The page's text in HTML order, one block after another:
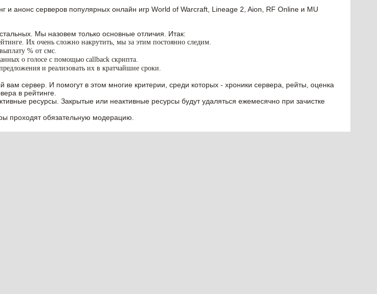
и анонс серверов популярных онлайн игр World of Warcraft, Lineage 2, Aion, RF Online и MU
Мы назовем только основные отличия. Итак:
Их очень сложно накрутить, мы за этим постоянно следим.
% от смс.
о голосе с помощью callback скрипта.
и реализовать их в кратчайшие сроки.
сервер. И помогут в этом многие критерии, среди которых - хроники сервера, рейты, оценка
в рейтинге.
ресурсы. Закрытые или неактивные ресурсы будут удаляться ежемесячно при зачистке
проходят обязательную модерацию.